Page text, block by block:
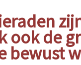
ook de
bewust